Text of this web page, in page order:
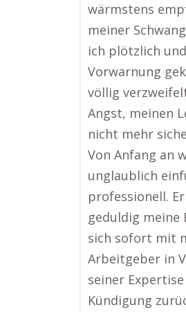
wärmstens
meiner
ich plötzlich
Vorwarnung
völlig
Angst, meinen
nicht mehr
Von Anfang an
unglaublich
professionell.
geduldig meine
sich sofort mit
Arbeitgeber in
seiner
Kündigung